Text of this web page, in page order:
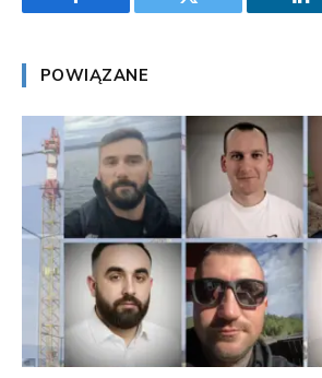
Facebook Twitter
POWIĄZANE